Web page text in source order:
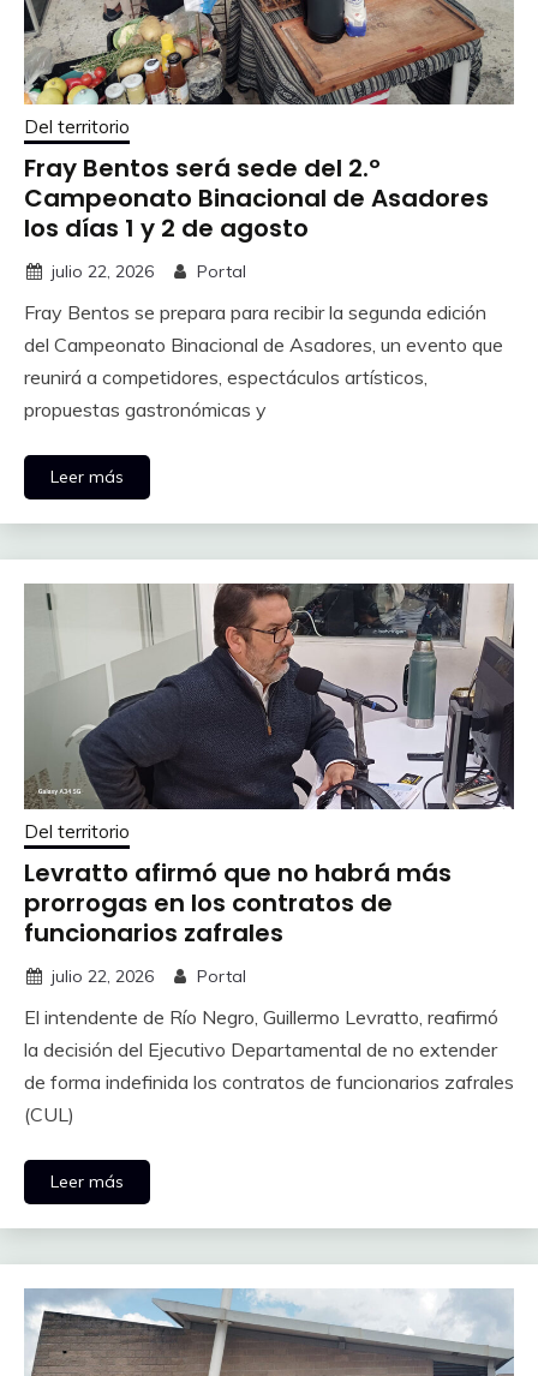
Del territorio
Fray Bentos será sede del 2.º
Campeonato Binacional de Asadores
los días 1 y 2 de agosto
julio 22, 2026 Portal
Fray Bentos se prepara para recibir la segunda edición
del Campeonato Binacional de Asadores, un evento que
reunirá a competidores, espectáculos artísticos,
propuestas gastronómicas y
Leer más
Del territorio
Levratto afirmó que no habrá más
prorrogas en los contratos de
funcionarios zafrales
julio 22, 2026 Portal
El intendente de Río Negro, Guillermo Levratto, reafirmó
la decisión del Ejecutivo Departamental de no extender
de forma indefinida los contratos de funcionarios zafrales
(CUL)
Leer más